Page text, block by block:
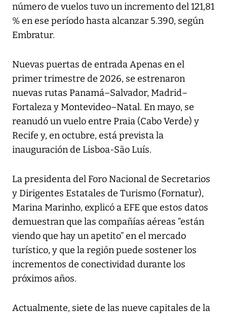
número de vuelos tuvo un incremento del 121,81
% en ese período hasta alcanzar 5.390, según
Embratur.
Nuevas puertas de entrada Apenas en el
primer trimestre de 2026, se estrenaron
nuevas rutas Panamá–Salvador, Madrid–
Fortaleza y Montevideo–Natal. En mayo, se
reanudó un vuelo entre Praia (Cabo Verde) y
Recife y, en octubre, está prevista la
inauguración de Lisboa-São Luís.
La presidenta del Foro Nacional de Secretarios
y Dirigentes Estatales de Turismo (Fornatur),
Marina Marinho, explicó a EFE que estos datos
demuestran que las compañías aéreas “están
viendo que hay un apetito” en el mercado
turístico, y que la región puede sostener los
incrementos de conectividad durante los
próximos años.
Actualmente, siete de las nueve capitales de la